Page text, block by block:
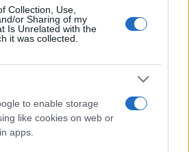
Collection, Use,
or Sharing of my
Is Unrelated with the
it was collected.
to enable storage
like cookies on web or
apps.
umanitarie oltre i criteri dei